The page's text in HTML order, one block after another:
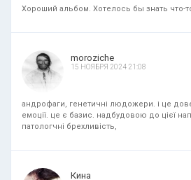
Хороший альбом. Хотелось бы знать что-
moroziche
15 НОЯБРЯ 2024 21:08
андрофаги, генетичні людожери. і це
емоції. це є базис. надбудовою до цієї
патологчні брехливість,
Кина